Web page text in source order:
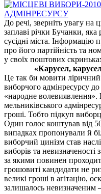
До речі, зверніть увагу на
заплаві річки Бучанки,
сусідні міста. Інформацію
про його партійність та
у своїх поштових
«Карусел,
Це так би мовити ліричний
виборчого адмінресурсу
«народне волевиявлення».
мельниківського
гроші. Тобто підкуп
Один голос коштував від
випадках пропонували й
виборчий цинізм став
виборів та невизначеності
за якими повинен
грошовиті кандидати не
великі гроші в агітацію,
залишалось невизначеним